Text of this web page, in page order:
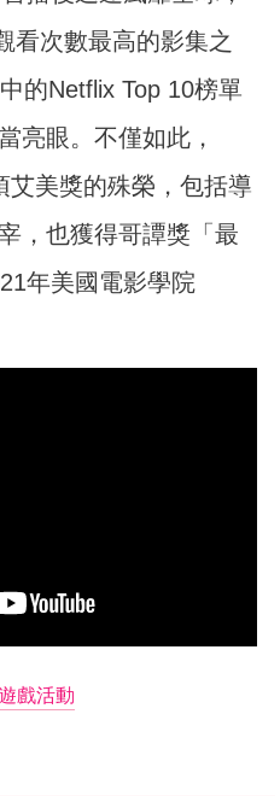
看次數最高的影集之
的Netflix Top 10榜單
亮眼。不僅如此，
艾美獎的殊榮，包括導
，也獲得哥譚獎「最
年美國電影學院
戲活動